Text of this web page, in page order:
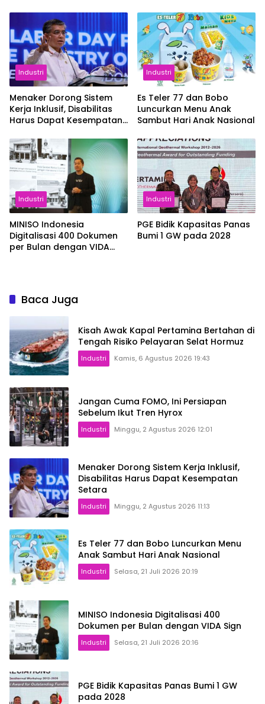
Industri
Menaker Dorong Sistem
Kerja Inklusif, Disabilitas
Harus Dapat Kesempatan
Industri
Es Teler 77 dan Bobo
Luncurkan Menu Anak
Sambut Hari Anak Nasional
Industri
MINISO Indonesia
Digitalisasi 400 Dokumen
per Bulan dengan VIDA
Industri
PGE Bidik Kapasitas Panas
Bumi 1 GW pada 2028
Baca Juga
Kisah Awak Kapal Pertamina Bertahan di
Tengah Risiko Pelayaran Selat Hormuz
Industri Kamis, 6 Agustus 2026 19:43
Jangan Cuma FOMO, Ini Persiapan
Sebelum Ikut Tren Hyrox
Industri Minggu, 2 Agustus 2026 12:01
Menaker Dorong Sistem Kerja Inklusif,
Disabilitas Harus Dapat Kesempatan
Setara
Industri Minggu, 2 Agustus 2026 11:13
Es Teler 77 dan Bobo Luncurkan Menu
Anak Sambut Hari Anak Nasional
Industri Selasa, 21 Juli 2026 20:19
MINISO Indonesia Digitalisasi 400
Dokumen per Bulan dengan VIDA Sign
Industri Selasa, 21 Juli 2026 20:16
PGE Bidik Kapasitas Panas Bumi 1 GW
pada 2028